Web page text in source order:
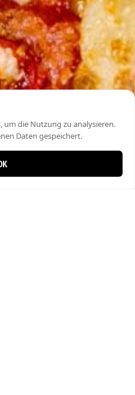
um die Nutzung zu analysieren.
Daten gespeichert.